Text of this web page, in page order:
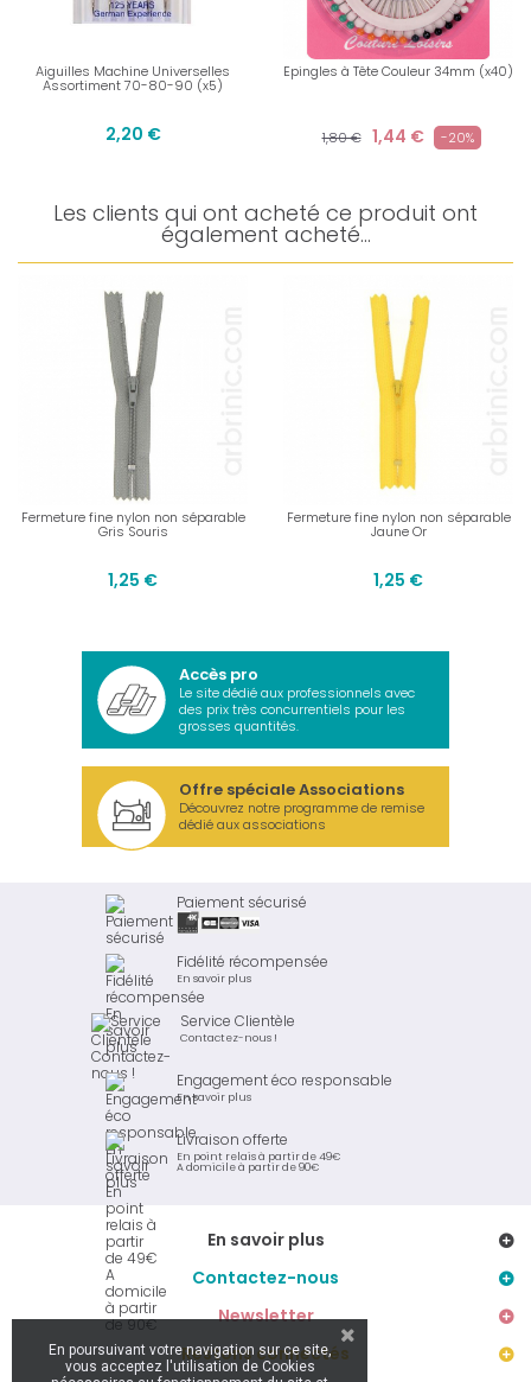
Aiguilles Machine Universelles
Assortiment 70-80-90 (x5)
2,20 €
Epingles à Tête Couleur 34mm (x40)
1,80 € 1,44 € -20%
Les clients qui ont acheté ce produit ont
également acheté...
Fermeture fine nylon non séparable
Gris Souris
1,25 €
Fermeture fine nylon non séparable
Jaune Or
1,25 €
Accès pro
Le site dédié aux professionnels avec
des prix très concurrentiels pour les
grosses quantités.
Offre spéciale Associations
Découvrez notre programme de remise
dédié aux associations
Paiement sécurisé
Fidélité récompensée
En savoir plus
Service Clientèle
Contactez-nous !
Engagement éco responsable
En savoir plus
Livraison offerte
En point relais à partir de 49€
A domicile à partir de 90€
En savoir plus
Contactez-nous
Newsletter
Restons connectés
En poursuivant votre navigation sur ce site,
vous acceptez l'utilisation de Cookies